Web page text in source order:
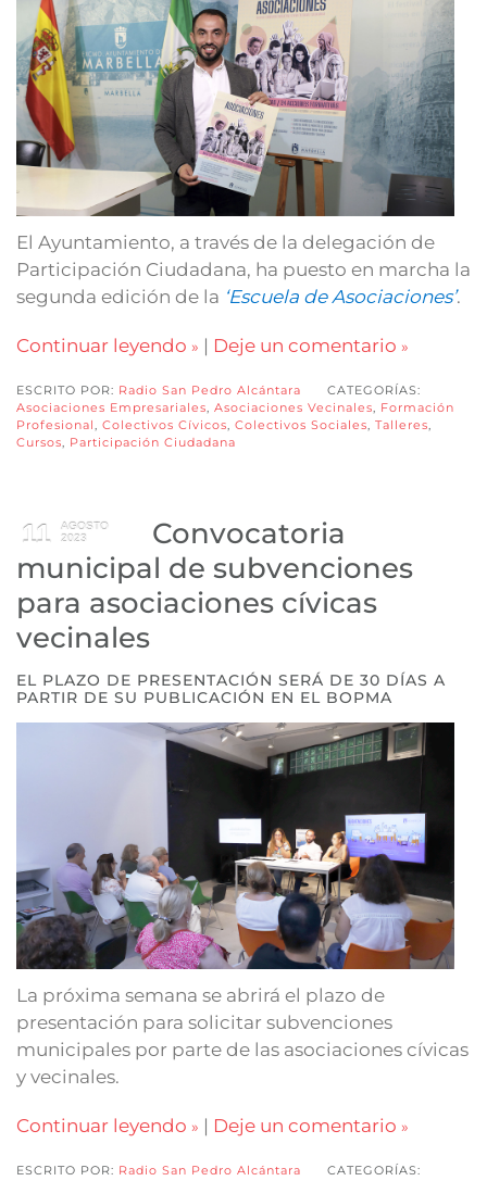
El Ayuntamiento, a través de la delegación de
Participación Ciudadana, ha puesto en marcha la
segunda edición de la ‘Escuela de Asociaciones’.
Continuar leyendo | Deje un comentario
ESCRITO POR: Radio San Pedro Alcántara
CATEGORÍAS:
Asociaciones Empresariales, Asociaciones Vecinales, Formación
Profesional, Colectivos Cívicos, Colectivos Sociales, Talleres,
Cursos, Participación Ciudadana
11
AGOSTO
2023
Convocatoria
municipal de subvenciones
para asociaciones cívicas
vecinales
EL PLAZO DE PRESENTACIÓN SERÁ DE 30 DÍAS A
PARTIR DE SU PUBLICACIÓN EN EL BOPMA
La próxima semana se abrirá el plazo de
presentación para solicitar subvenciones
municipales por parte de las asociaciones cívicas
y vecinales.
Continuar leyendo | Deje un comentario
ESCRITO POR: Radio San Pedro Alcántara
CATEGORÍAS: